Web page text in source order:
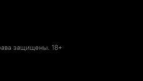
защищены. 18+